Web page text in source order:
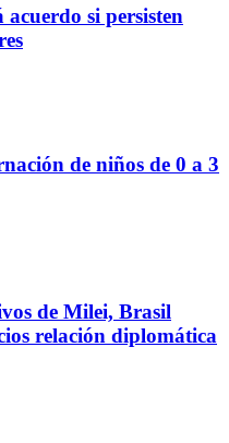
si persisten
de niños de 0 a 3
de Milei, Brasil
relación diplomática